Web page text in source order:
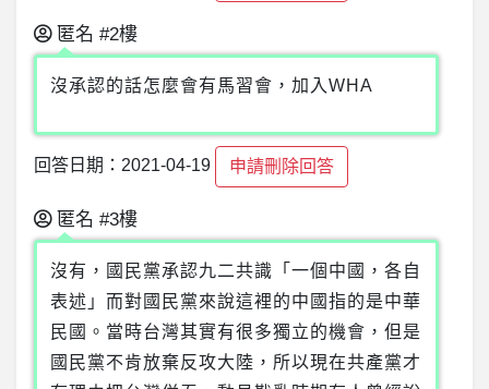
匿名 #2樓
沒承認的話怎麼會有馬習會，加入WHA
回答日期：2021-04-19 申請刪除回答
匿名 #3樓
沒有，國民黨承認九二共識「一個中國，各自
表述」而對國民黨來說這裡的中國指的是中華
民國。當時台灣其實有很多獨立的機會，但是
國民黨不肯放棄反攻大陸，所以現在共產黨才